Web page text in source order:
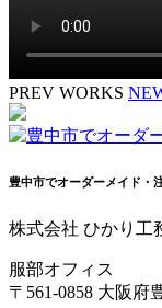
PREV WORKS
豊中市でオーダーメイド・
株式会社 ひかり工
服部オフィス
〒561-0858 大阪府